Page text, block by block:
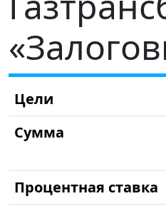
Цели
Сумма
Процентная ставка